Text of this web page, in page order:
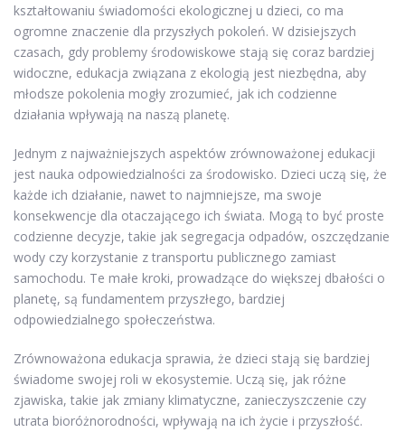
kształtowaniu świadomości ekologicznej u dzieci, co ma
ogromne znaczenie dla przyszłych pokoleń. W dzisiejszych
czasach, gdy problemy środowiskowe stają się coraz bardziej
widoczne, edukacja związana z ekologią jest niezbędna, aby
młodsze pokolenia mogły zrozumieć, jak ich codzienne
działania wpływają na naszą planetę.
Jednym z najważniejszych aspektów zrównoważonej edukacji
jest nauka odpowiedzialności za środowisko. Dzieci uczą się, że
każde ich działanie, nawet to najmniejsze, ma swoje
konsekwencje dla otaczającego ich świata. Mogą to być proste
codzienne decyzje, takie jak segregacja odpadów, oszczędzanie
wody czy korzystanie z transportu publicznego zamiast
samochodu. Te małe kroki, prowadzące do większej dbałości o
planetę, są fundamentem przyszłego, bardziej
odpowiedzialnego społeczeństwa.
Zrównoważona edukacja sprawia, że dzieci stają się bardziej
świadome swojej roli w ekosystemie. Uczą się, jak różne
zjawiska, takie jak zmiany klimatyczne, zanieczyszczenie czy
utrata bioróżnorodności, wpływają na ich życie i przyszłość.